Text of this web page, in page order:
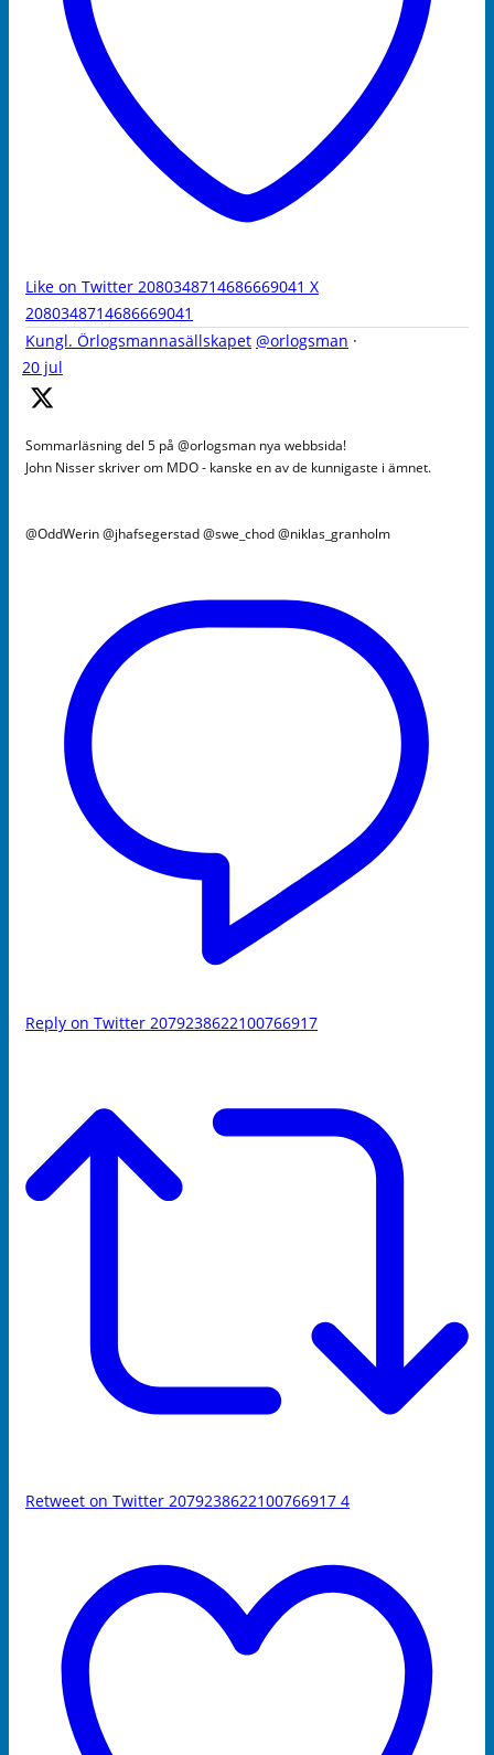
Like on Twitter 2080348714686669041 X
2080348714686669041
Kungl. Örlogsmannasällskapet @orlogsman ·
20 jul
Sommarläsning del 5 på @orlogsman nya webbsida!
John Nisser skriver om MDO - kanske en av de kunnigaste i ämnet.
@OddWerin @jhafsegerstad @swe_chod @niklas_granholm
Reply on Twitter 2079238622100766917
Retweet on Twitter 2079238622100766917 4